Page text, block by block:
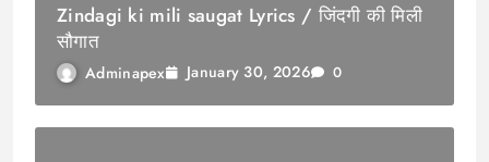
Zindagi ki mili saugat Lyrics / जिंदगी की मिली
सौगात
Adminapex January 30, 2026 0